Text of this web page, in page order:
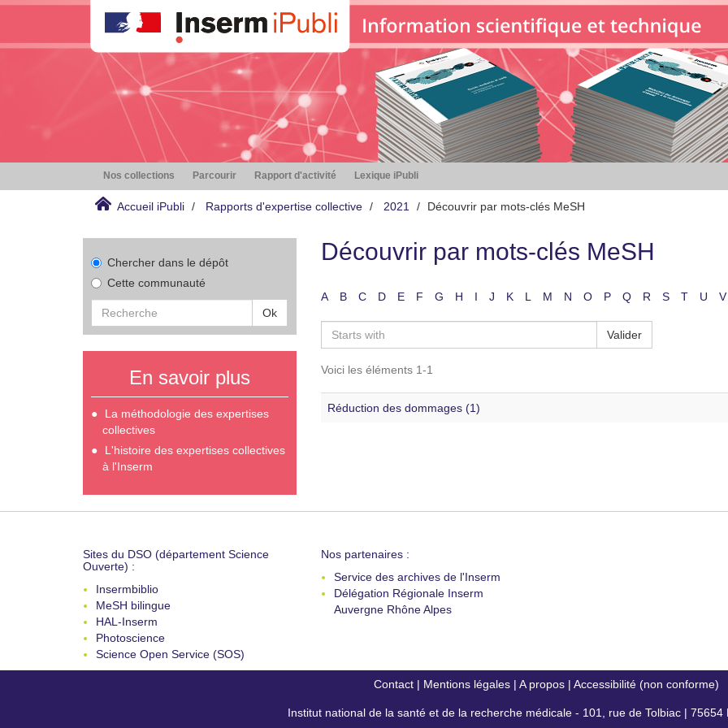
Nos collections Parcourir Rapport d'activité Lexique iPubli
Accueil iPubli Rapports d'expertise collective 2021 Découvrir par mots-clés MeSH
Chercher dans le dépôt
Cette communauté
Ok
En savoir plus
La méthodologie des expertises
collectives
L'histoire des expertises collectives
à l'Inserm
Découvrir par mots-clés MeSH
A B C D E F G H I J K L M N O P Q R S T U V
Valider
Voici les éléments 1-1
Réduction des dommages (1)
Sites du DSO (département Science
Ouverte) :
Insermbiblio
MeSH bilingue
HAL-Inserm
Photoscience
Science Open Service (SOS)
Nos partenaires :
Service des archives de l'Inserm
Délégation Régionale Inserm
Auvergne Rhône Alpes
Contact| Mentions légales| A propos| Accessibilité (non conforme)
Institut national de la santé et de la recherche médicale - 101, rue de Tolbiac | 75654